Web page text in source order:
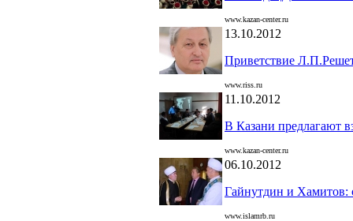
www.kazan-center.ru
13.10.2012
Приветствие
www.riss.ru
11.10.2012
В Казани предлагают
www.kazan-center.ru
06.10.2012
Гайнутдин и Хамитов:
www.islamrb.ru